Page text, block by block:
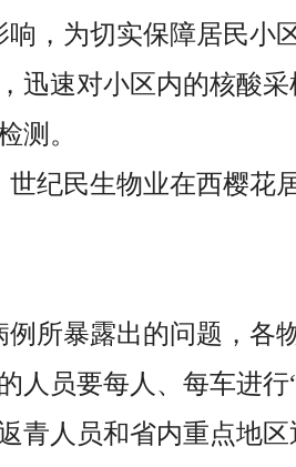
，为切实保障居民小
迅速对小区内的核酸
测。
纪民生物业在西樱花
所暴露出的问题，各
人员要每人、每车进行
青人员和省内重点地